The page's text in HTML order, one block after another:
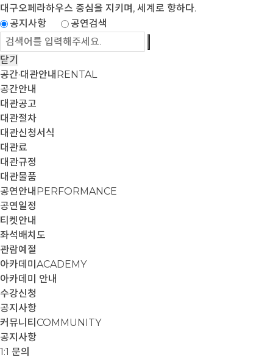
대구오페라하우스 중심을 지키며, 세계로 향하다.
공지사항
공연검색
닫기
공간·대관안내 RENTAL
공간안내
대관공고
대관절차
대관신청서식
대관료
대관규정
대관물품
공연안내 PERFORMANCE
공연일정
티켓안내
좌석배치도
관람예절
아카데미 ACADEMY
아카데미 안내
수강신청
공지사항
커뮤니티 COMMUNITY
공지사항
1:1 문의